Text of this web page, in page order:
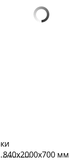
840х2000х700 мм